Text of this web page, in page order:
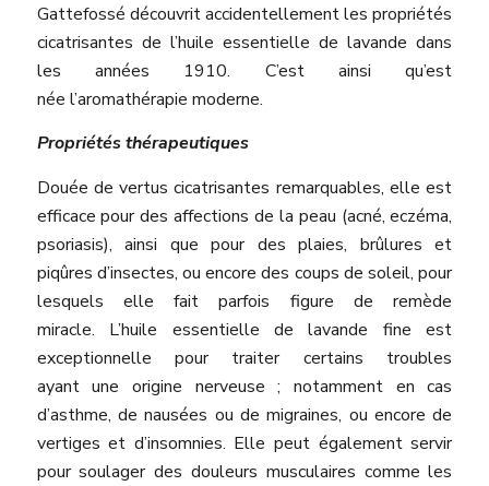
Gattefossé découvrit accidentellement les propriétés
cicatrisantes de l’huile essentielle de lavande dans
les années 1910. C’est ainsi qu’est
née l’aromathérapie moderne.
Propriétés thérapeutiques
Douée de vertus cicatrisantes remarquables, elle est
efficace pour des affections de la peau (acné, eczéma,
psoriasis), ainsi que pour des plaies, brûlures et
piqûres d’insectes, ou encore des coups de soleil, pour
lesquels elle fait parfois figure de remède
miracle. L’huile essentielle de lavande fine est
exceptionnelle pour traiter certains troubles
ayant une origine nerveuse ; notamment en cas
d’asthme, de nausées ou de migraines, ou encore de
vertiges et d’insomnies. Elle peut également servir
pour soulager des douleurs musculaires comme les